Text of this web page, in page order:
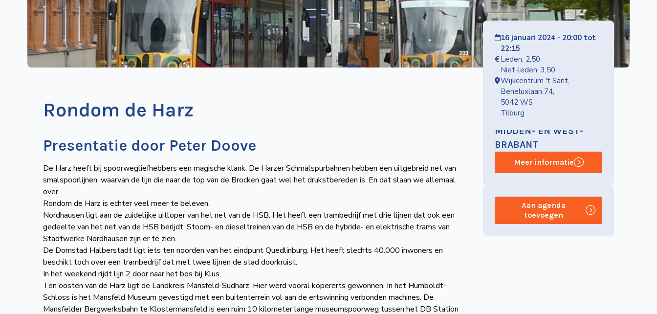
16 januari 2024 - 20:00 tot
22:15
Leden: 2,50
Niet-leden: 3,50
Wijkcentrum 't Sant,
Beneluxlaan 74,
5042 WS
Tilburg
Rondom de Harz
Presentatie door Peter Doove
De Harz heeft bij spoorwegliefhebbers een magische klank. De Harzer Schmalspurbahnen hebben een uitgebreid net van
smalspoorlijnen, waarvan de lijn die naar de top van de Brocken gaat wel het drukstbereden is. En dat slaan we allemaal
over.
Rondom de Harz is echter veel meer te beleven.
Nordhausen ligt aan de zuidelijke uitloper van het net van de HSB. Het heeft een trambedrijf met drie lijnen dat ook een
gedeelte van het net van de HSB berijdt. Stoom- en dieseltreinen van de HSB en de hybride- en elektrische trams van
Stadtwerke Nordhausen zijn er te zien.
De Domstad Halberstadt ligt iets ten noorden van het eindpunt Quedlinburg. Het heeft slechts 40.000 inwoners en
beschikt toch over een trambedrijf dat met twee lijnen de stad doorkruist.
In het weekend rijdt lijn 2 door naar het bos bij Klus.
Ten oosten van de Harz ligt de Landkreis Mansfeld-Südharz. Hier werd vooral kopererts gewonnen. In het Humboldt-
Schloss is het Mansfeld Museum gevestigd met een buitenterrein vol aan de ertswinning verbonden machines. De
Mansfelder Bergwerksbahn te Klostermansfeld is een ruim 10 kilometer lange museumspoorweg tussen het DB Station
NVBS-AFDELING
MIDDEN- EN WEST-
BRABANT
Meer informatie
Aan agenda
toevoegen